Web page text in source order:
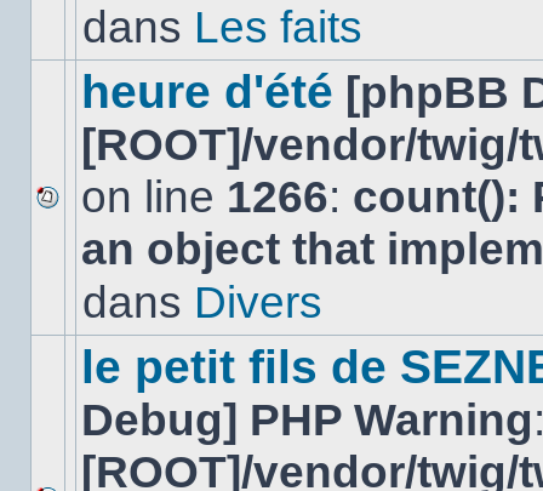
dans
sujet.
dans Les faits
Aucun
nouveau
message
sujet.
heure d'été [phpBB
[ROOT]/vendor/
on line 1266: count():
an object that
dans Divers
le petit fils de
Debug] PHP Warning
[ROOT]/vendor/